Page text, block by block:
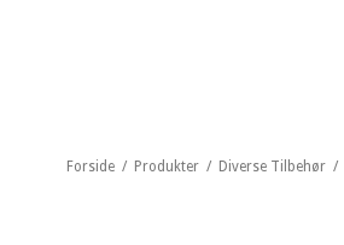
Forside / Produkter / Diverse Tilbehør /